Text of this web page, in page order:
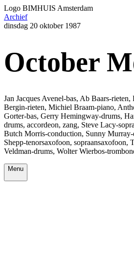
Logo BIMHUIS Amsterdam
Archief
dinsdag 20 oktober 1987
October
Jan Jacques Avenel-bas, Ab Baars-
Bergin-rieten, Michiel Braam-piano,
Gorter-bas, Gerry Hemingway-drums,
drums, accordeon, zang, Steve Lacy-
Butch Morris-conduction, Sunny Murray-
Shepp-tenorsaxofoon,
Veldman-drums, Wolter Wierbos-
Menu